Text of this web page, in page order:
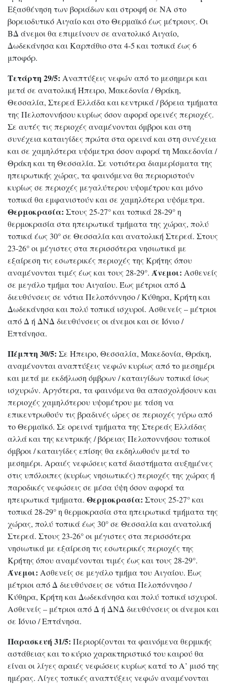
Εξασθένηση των βοριάδων και στροφή σε ΝΑ στο
βορειοδυτικό Αιγαίο και στο Θερμαϊκό έως μέτριους. Οι
ΒΔ άνεμοι θα επιμείνουν σε ανατολικό Αιγαίο,
Δωδεκάνησα και Καρπάθιο στα 4-5 και τοπικά έως 6
μποφόρ.
Τετάρτη 29/5: Αναπτύξεις νεφών από το μεσημερι και
μετά σε ανατολική Ήπειρο, Μακεδονία / Θράκη,
Θεσσαλία, Στερεά Ελλάδα και κεντρικά / βόρεια τμήματα
της Πελοποννήσου κυρίως όσον αφορά ορεινές περιοχές.
Σε αυτές τις περιοχές αναμένονται όμβροι και στη
συνέχεια καταιγίδες πρώτα στα ορεινά και στη συνέχεια
και σε χαμηλότερα υψόμετρα όσον αφορά τη Μακεδονία /
Θράκη και τη Θεσσαλία. Σε νοτιότερα διαμερίσματα της
ηπειρωτικής χώρας, τα φαινόμενα θα περιοριστούν
κυρίως σε περιοχές μεγαλύτερου υψομέτρου και μόνο
τοπικά θα εμφανιστούν και σε χαμηλότερα υψόμετρα.
Θερμοκρασία: Στους 25-27° και τοπικά 28-29° η
θερμοκρασία στα ηπειρωτικά τμήματα της χώρας, πολύ
τοπικά έως 30° σε Θεσσαλία και ανατολική Στερεά. Στους
23-26° οι μέγιστες στα περισσότερα νησιωτικά με
εξαίρεση τις εσωτερικές περιοχές της Κρήτης όπου
αναμένονται τιμές έως και τους 28-29°. Άνεμοι: Ασθενείς
σε μεγάλο τμήμα του Αιγαίου. Έως μέτριοι από Δ
διευθύνσεις σε νότια Πελοπόννησο / Κύθηρα, Κρήτη και
Δωδεκάνησα και πολύ τοπικά ισχυροί. Ασθενείς – μέτριοι
από Δ ή ΔΝΔ διευθύνσεις οι άνεμοι και σε Ιόνιο /
Επτάνησα.
Πέμπτη 30/5: Σε Ήπειρο, Θεσσαλία, Μακεδονία, Θράκη,
αναμένονται αναπτύξεις νεφών κυρίως από το μεσημέρι
και μετά με εκδήλωση όμβρων / καταιγίδων τοπικά ίσως
ισχυρών. Αργότερα, τα φαινόμενα θα απασχολήσουν και
περιοχές χαμηλότερου υψομέτρου με τάση να
επικεντρωθούν τις βραδινές ώρες σε περιοχές γύρω από
το Θερμαϊκό. Σε ορεινά τμήματα της Στερεάς Ελλάδας
αλλά και της κεντρικής / βόρειας Πελοποννήσου τοπικοί
όμβροι / καταιγίδες επίσης θα εκδηλωθούν μετά το
μεσημέρι. Αραιές νεφώσεις κατά διαστήματα αυξημένες
στις υπόλοιπες (κυρίως νησιωτικές) περιοχές της χώρας ή
παροδικές νεφώσεις σε μέσα ύψη όσον αφορά τα
ηπειρωτικά τμήματα. Θερμοκρασία: Στους 25-27° και
τοπικά 28-29° η θερμοκρασία στα ηπειρωτικά τμήματα της
χώρας, πολύ τοπικά έως 30° σε Θεσσαλία και ανατολική
Στερεά. Στους 23-26° οι μέγιστες στα περισσότερα
νησιωτικά με εξαίρεση τις εσωτερικές περιοχές της
Κρήτης όπου αναμένονται τιμές έως και τους 28-29°.
Άνεμοι: Ασθενείς σε μεγάλο τμήμα του Αιγαίου. Έως
μέτριοι από Δ διευθύνσεις σε νότια Πελοπόννησο /
Κύθηρα, Κρήτη και Δωδεκάνησα και πολύ τοπικά ισχυροί.
Ασθενείς – μέτριοι από Δ ή ΔΝΔ διευθύνσεις οι άνεμοι και
σε Ιόνιο / Επτάνησα.
Παρασκευή 31/5: Περιορίζονται τα φαινόμενα θερμικής
αστάθειας και το κύριο χαρακτηριστικό του καιρού θα
είναι οι λίγες αραιές νεφώσεις κυρίως κατά το Α’ μισό της
ημέρας. Λίγες τοπικές αναπτύξεις νεφών αναμένονται